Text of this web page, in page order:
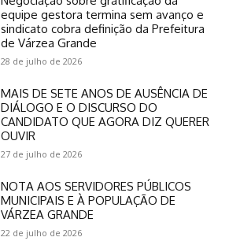
equipe gestora termina sem avanço e
sindicato cobra definição da Prefeitura
de Várzea Grande
28 de julho de 2026
MAIS DE SETE ANOS DE AUSÊNCIA DE
DIÁLOGO E O DISCURSO DO
CANDIDATO QUE AGORA DIZ QUERER
OUVIR
27 de julho de 2026
NOTA AOS SERVIDORES PÚBLICOS
MUNICIPAIS E À POPULAÇÃO DE
VÁRZEA GRANDE
22 de julho de 2026